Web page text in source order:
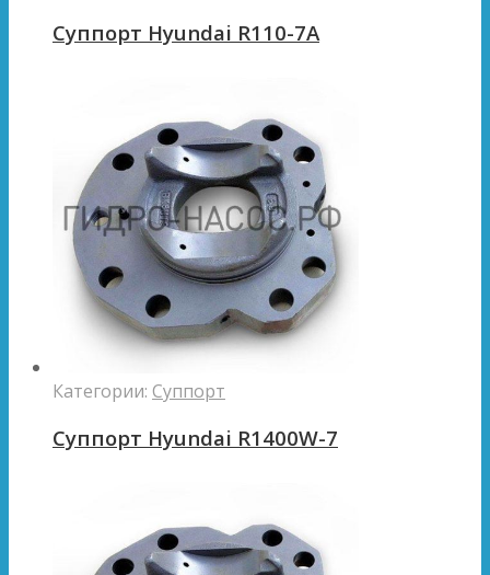
Суппорт Hyundai R110-7A
Категории: Суппорт
Суппорт Hyundai R1400W-7